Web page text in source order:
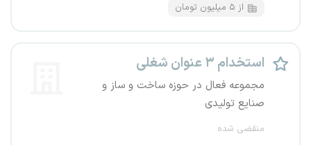
از ۵ میلیون تومان
استخدام ۳ عنوان شغلی
مجموعه فعال در حوزه ساخت و ساز و
صنایع تولیدی
منقضی شده